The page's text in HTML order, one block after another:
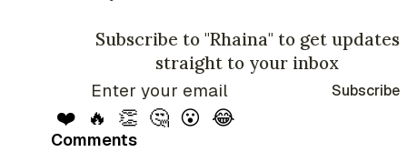
Subscribe to "Rhaina" to get updates
straight to your inbox
Subscribe
❤️ 🔥 👏 🤔 😮 😂
Comments